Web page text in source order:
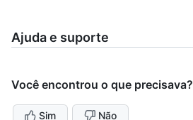
Ajuda e suporte
Você encontrou o que precisava?
Sim Não